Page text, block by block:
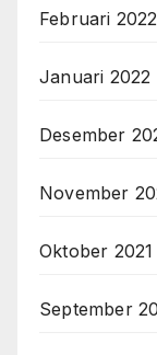
Februari 2022
Januari 2022
Desember
November
Oktober 2021
September